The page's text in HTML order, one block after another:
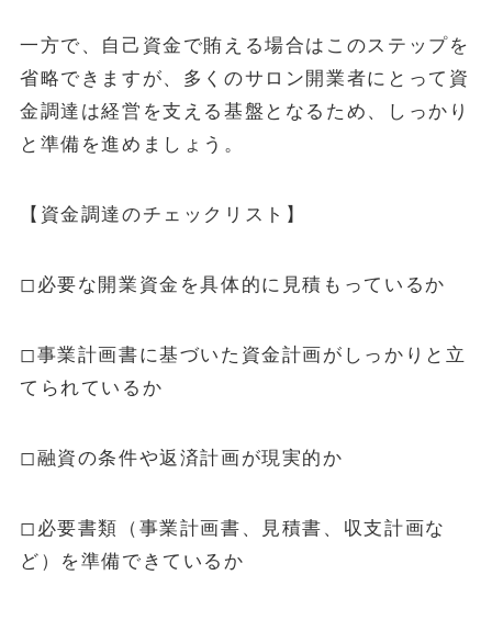
一方で、自己資金で賄える場合はこのステップを
省略できますが、多くのサロン開業者にとって資
金調達は経営を支える基盤となるため、しっかり
と準備を進めましょう。
【資金調達のチェックリスト】
◻︎必要な開業資金を具体的に見積もっているか
◻︎事業計画書に基づいた資金計画がしっかりと立
てられているか
◻︎融資の条件や返済計画が現実的か
◻︎必要書類（事業計画書、見積書、収支計画な
ど）を準備できているか